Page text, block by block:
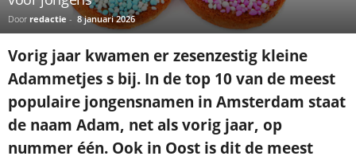
Door redactie - 8 januari 2026
Vorig jaar kwamen er zesenzestig kleine
Adammetjes s bij. In de top 10 van de meest
populaire jongensnamen in Amsterdam staat
de naam Adam, net als vorig jaar, op
nummer één. Ook in Oost is dit de meest